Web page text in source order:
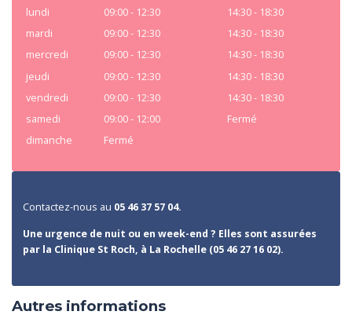
Autres informations
lundi 09:00 - 12:30
14:30 - 18:30
mardi
09:00 - 12:30
14:30 - 18:30
mercredi
09:00 - 12:30
14:30 - 18:30
jeudi
09:00 - 12:30
14:30 - 18:30
vendredi
09:00 - 12:30
14:30 - 18:30
samedi
09:00 - 12:00
Fermé
dimanche
Fermé
Contactez-nous au 05 46 37 57 04.
Une urgence de nuit ou en week-end ? Elles sont assurées
par la Clinique St Roch, à La Rochelle (05 46 27 16 02).